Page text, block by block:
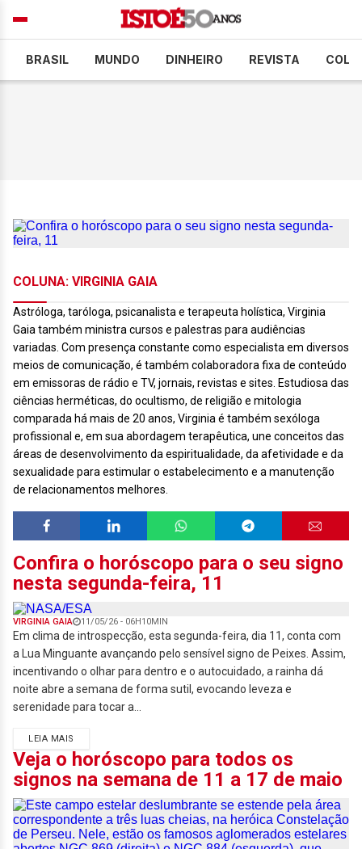
BRASIL MUNDO DINHEIRO REVISTA
COLUNA: VIRGINIA GAIA
Astróloga, taróloga, psicanalista e terapeuta holística, Virginia
Gaia também ministra cursos e palestras para audiências
variadas. Com presença constante como especialista em diversos
meios de comunicação, é também colaboradora fixa de conteúdo
em emissoras de rádio e TV, jornais, revistas e sites. Estudiosa das
ciências herméticas, do ocultismo, de religião e mitologia
comparada há mais de 20 anos, Virginia é também sexóloga
profissional e, em sua abordagem terapêutica, une conceitos das
áreas de desenvolvimento da espiritualidade, da afetividade e da
sexualidade para estimular o estabelecimento e a manutenção
de relacionamentos melhores.
Confira o horóscopo para o seu signo
nesta segunda-feira, 11
VIRGINIA GAIA 11/05/26 - 06H10MIN
Em clima de introspecção, esta segunda-feira, dia 11, conta com
a Lua Minguante avançando pelo sensível signo de Peixes. Assim,
incentivando o olhar para dentro e o autocuidado, a rainha dá
noite abre a semana de forma sutil, evocando leveza e
serenidade para tocar a...
LEIA MAIS
Veja o horóscopo para todos os
signos na semana de 11 a 17 de maio